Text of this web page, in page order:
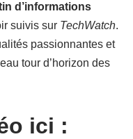
d’informations
suivis sur TechWatch.
passionnantes et
tour d’horizon des
ici :